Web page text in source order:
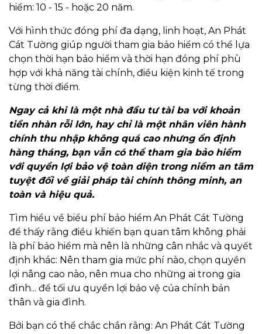
hiểm: 10 - 15 - hoặc 20 năm.
Với hình thức đóng phí đa dạng, linh hoạt, An Phát
Cát Tường giúp người tham gia bảo hiểm có thể lựa
chọn thời hạn bảo hiểm và thời hạn đóng phí phù
hợp với khả năng tài chính, điều kiện kinh tế trong
từng thời điểm.
Ngay cả khi là một nhà đầu tư tài ba với khoản
tiền nhàn rỗi lớn, hay chỉ là một nhân viên hành
chính thu nhập không quá cao nhưng ổn định
hàng tháng, bạn vẫn có thể tham gia bảo hiểm
với quyền lợi bảo vệ toàn diện trong niềm an tâm
tuyệt đối về giải pháp tài chính thông minh, an
toàn và hiệu quả.
Tìm hiểu về biểu phí bảo hiểm An Phát Cát Tường
để thấy rằng điều khiến bạn quan tâm không phải
là phí bảo hiểm mà nên là những cân nhắc và quyết
định khác: Nên tham gia mức phí nào, chọn quyền
lợi nâng cao nào, nên mua cho những ai trong gia
đình... để tối ưu quyền lợi bảo vệ của chính bản
thân và gia đình.
Bởi bạn có thể chắc chắn rằng: An Phát Cát Tường